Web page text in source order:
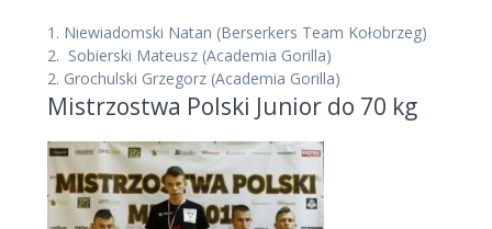
1. Niewiadomski Natan (Berserkers Team Kołobrzeg)
2. Sobierski Mateusz (Academia Gorilla)
2. Grochulski Grzegorz (Academia Gorilla)
Mistrzostwa Polski Junior do 70 kg